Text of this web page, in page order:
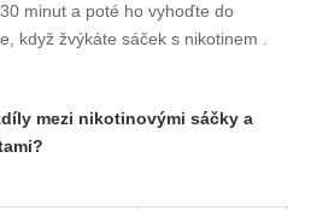
minut a poté ho vyhoďte do
když žvýkáte sáček s nikotinem .
mezi nikotinovými sáčky a